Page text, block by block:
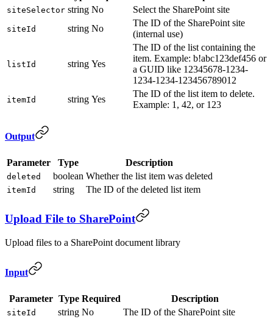
siteSelector string No Select the SharePoint site
siteId string No
The ID of the SharePoint site
(internal use)
listId string Yes
The ID of the list containing the
item. Example: b!abc123def456 or
a GUID like 12345678-1234-
1234-1234-123456789012
itemId string Yes
The ID of the list item to delete.
Example: 1, 42, or 123
Output
Parameter Type Description
deleted boolean Whether the list item was deleted
itemId string The ID of the deleted list item
Upload File to SharePoint
Upload files to a SharePoint document library
Input
Parameter Type Required Description
siteId string No The ID of the SharePoint site